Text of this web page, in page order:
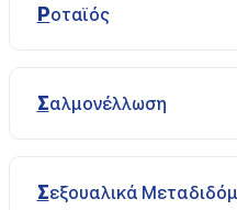
Ροταϊός
Σαλμονέλλωση
Σεξουαλικά